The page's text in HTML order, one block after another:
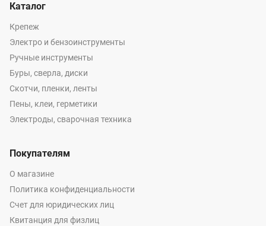
Каталог
Крепеж
Электро и бензоинструменты
Ручные инструменты
Буры, сверла, диски
Скотчи, пленки, ленты
Пены, клеи, герметики
Электроды, сварочная техника
Покупателям
О магазине
Политика конфиденциальности
Счет для юридических лиц
Квитанция для физлиц